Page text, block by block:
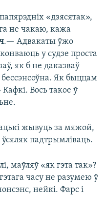
«дзясятак»,
не чакаю, кажа
.— Адвакаты ўжо
у судзе проста
як б не даказваў
Як быццам
Вось такое ў
жывуць за мяжой,
падтрымліваць.
маўляў «як гэта так»?
часу не разумею ў
нейкі. Фарс і